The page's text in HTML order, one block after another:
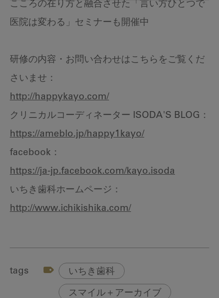
こころの在り方と融合させた「言い方ひとつで
医院は変わる」セミナーも開催中
研修の内容・お問い合わせはこちらをご覧くだ
さいませ：
http://happykayo.com/
クリニカルコーディネーター ISODA'S BLOG：
https://ameblo.jp/happy1kayo/
facebook：
https://ja-jp.facebook.com/kayo.isoda
いちき歯科ホームページ：
http://www.ichikishika.com/
tags いちき歯科
スマイル＋アーカイブ